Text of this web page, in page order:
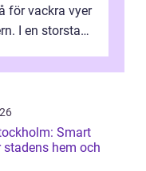
för vackra vyer
I en storstad
Smart
hem och